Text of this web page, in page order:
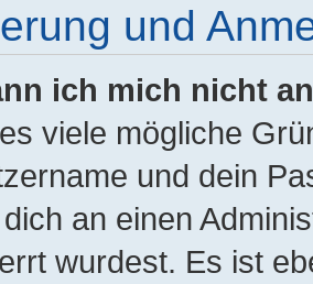
und
ich mich nicht
viele mögliche
und dein
an einen
wurdest. Es ist